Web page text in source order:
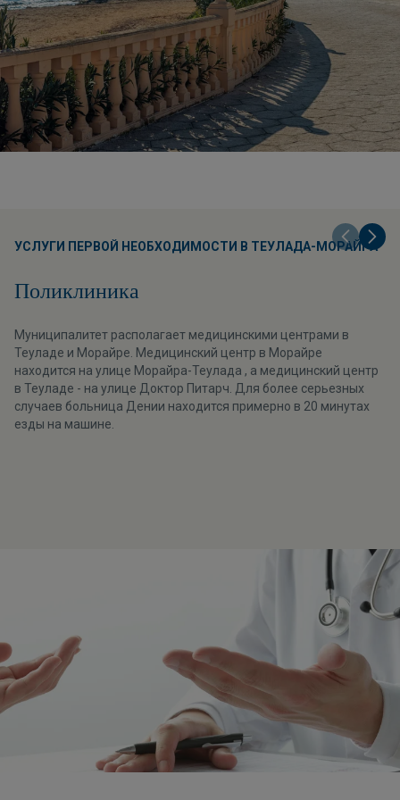
УСЛУГИ ПЕРВОЙ НЕОБХОДИМОСТИ В ТЕУЛАДА-МОРАЙРА
Поликлиника
Муниципалитет располагает медицинскими центрами в
Теуладе и Морайре. Медицинский центр в Морайре
находится на улице Морайра-Теулада , а медицинский центр
в Теуладе - на улице Доктор Питарч. Для более серьезных
случаев больница Дении находится примерно в 20 минутах
езды на машине.